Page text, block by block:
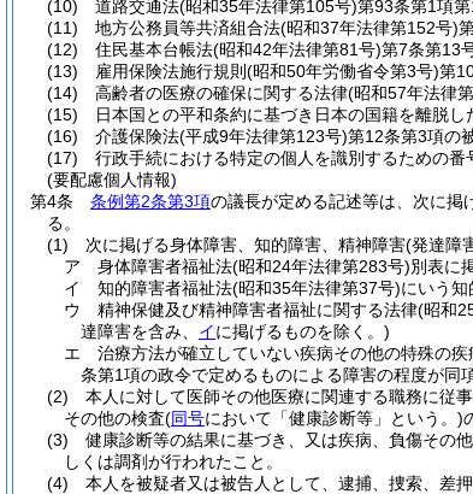
(10)
道路交通法(昭和35年法律第105号)第93条第1項
(11)
地方公務員等共済組合法(昭和37年法律第152号)
(12)
住民基本台帳法(昭和42年法律第81号)第7条第13
(13)
雇用保険法施行規則 (昭和50年労働省令第3号)第
(14)
高齢者の医療の確保に関する法律(昭和57年法律
(15)
日本国との平和条約に基づき日本の国籍を離脱
(16)
介護保険法(平成9年法律第123号)第12条第3項の
(17)
行政手続における特定の個人を識別するための
(要配慮個人情報)
第4条
条例第2条第3項の議長が定める記述等は、次に掲
る。
(1)
次に掲げる身体障害、知的障害、精神障害(発達障
ア
身体障害者福祉法(昭和24年法律第283号)別表に
イ
知的障害者福祉法(昭和35年法律第37号)にいう知
ウ
精神保健及び精神障害者福祉に関する法律(昭和
達障害を含み、 イに掲げるものを除く。)
エ
治療方法が確立していない疾病その他の特殊の
条第1項の政令で定めるものによる障害の程度が同
(2)
本人に対して医師その他医療に関連する職務に従
その他の検査(同号において「健康診断等」という。)
(3)
健康診断等の結果に基づき、又は疾病、負傷その
しくは調剤が行われたこと。
(4)
本人を被疑者又は被告人として、逮捕、捜索、差